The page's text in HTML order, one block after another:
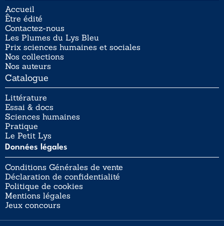
Accueil
Être édité
Contactez-nous
Les Plumes du Lys Bleu
Prix sciences humaines et sociales
Nos collections
Nos auteurs
Catalogue
Littérature
Essai & docs
Sciences humaines
Pratique
Le Petit Lys
Données légales
Conditions Générales de vente
Déclaration de confidentialité
Politique de cookies
Mentions légales
Jeux concours